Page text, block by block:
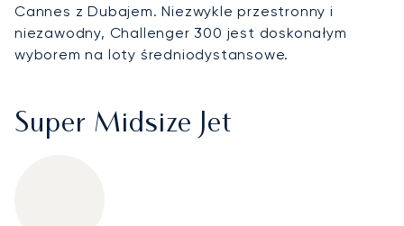
Cannes z Dubajem. Niezwykle przestronny i
niezawodny, Challenger 300 jest doskonałym
wyborem na loty średniodystansowe.
Super Midsize Jet